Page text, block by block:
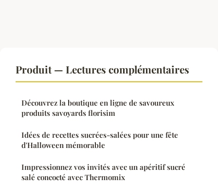
Produit — Lectures complémentaires
Découvrez la boutique en ligne de savoureux
produits savoyards florisim
Idées de recettes sucrées-salées pour une fête
d'Halloween mémorable
Impressionnez vos invités avec un apéritif sucré
salé concocté avec Thermomix